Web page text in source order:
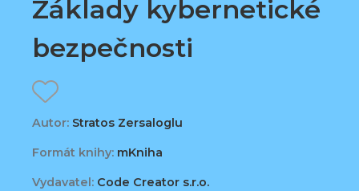
Základy kybernetické
bezpečnosti
Autor: Stratos Zersaloglu
Formát knihy: mKniha
Vydavatel: Code Creator s.r.o.